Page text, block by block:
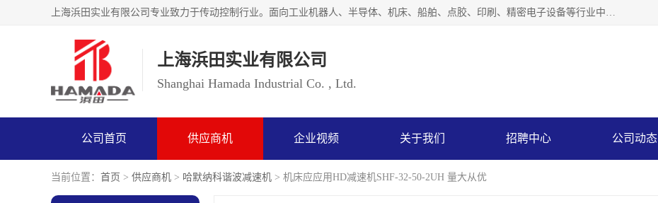
上海浜田实业有限公司专业致力于传动控制行业。面向工业机器人、半导体、机床、船舶、点胶、印刷、精密电子设备等行业中的运动控制技术。为日本哈默纳科（HarmonicDrive简称HD）中国地区定代理商，其生产的HarmonicDrive谐波减速机，具有轻量、小型、传动效率高、减速范围广、精度高等特点，被广泛应用于各种传动系统中。完善的技术，完善的售后，让您的选择无后顾之忧，欢迎您的来电洽谈！
上海浜田实业有限公司
Shanghai Hamada Industrial Co. , Ltd.
公司首页 供应商机 企业视频 关于我们 招聘中心 公司动态
当前位置： 首页 > 供应商机 > 哈默纳科谐波减速机 > 机床应应用HD减速机SHF-32-50-2UH 量大从优